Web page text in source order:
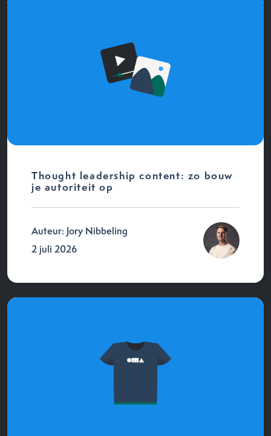
Thought leadership content: zo bouw
je autoriteit op
Auteur: Jory Nibbeling
2 juli 2026